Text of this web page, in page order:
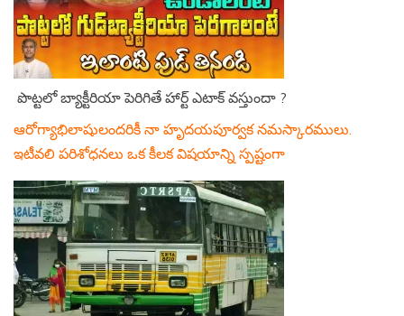
పొట్టలో బ్యాక్టీరియా పెరిగితే హార్ట్ ఎటాక్ వస్తుందా ?
ఆరోగ్యాభిలాషులందరికీ నా హృదయపూర్వక నమస్కారములు.
ఇటీవలి పరిశోధనలు ఒక కీలక విషయాన్ని స్పష్టంగా